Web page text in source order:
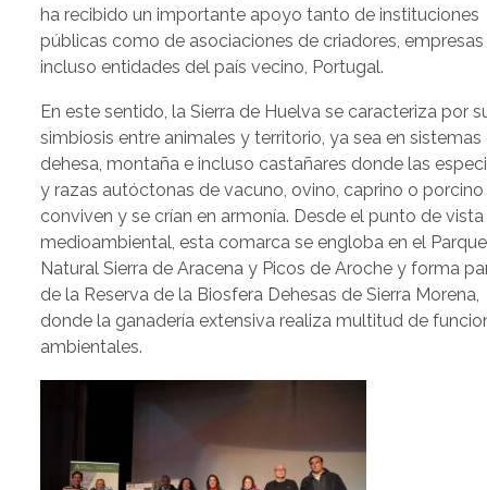
ha recibido un importante apoyo tanto de instituciones
públicas como de asociaciones de criadores, empresas
incluso entidades del país vecino, Portugal.
En este sentido, la Sierra de Huelva se caracteriza por
simbiosis entre animales y territorio, ya sea en sistemas
dehesa, montaña e incluso castañares donde las
y razas autóctonas de vacuno, ovino, caprino o porcino
conviven y se crían en armonía. Desde el punto de vista
medioambiental, esta comarca se engloba en el Parque
Natural Sierra de Aracena y Picos de Aroche y forma
de la Reserva de la Biosfera Dehesas de Sierra Morena,
donde la ganadería extensiva realiza multitud de
ambientales.